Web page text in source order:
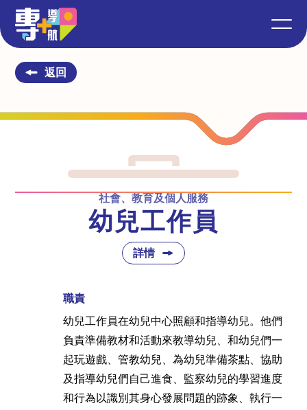
返回
社會、教育及個人服務
幼兒工作員
詳情
職責
幼兒工作員在幼兒中心照顧和指導幼兒。他們
負責準備教材和活動來教導幼兒、和幼兒們一
起玩遊戲、管教幼兒、為幼兒準備茶點、協助
及指導幼兒們自己進食、監察幼兒的學習進度
和行為以識別其身心發展問題的跡象、執行一